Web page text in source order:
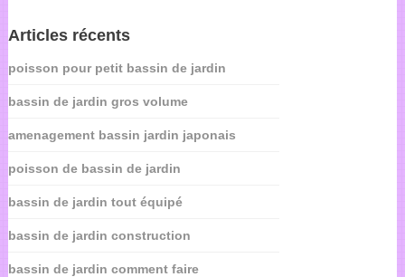
Articles récents
poisson pour petit bassin de jardin
bassin de jardin gros volume
amenagement bassin jardin japonais
poisson de bassin de jardin
bassin de jardin tout équipé
bassin de jardin construction
bassin de jardin comment faire